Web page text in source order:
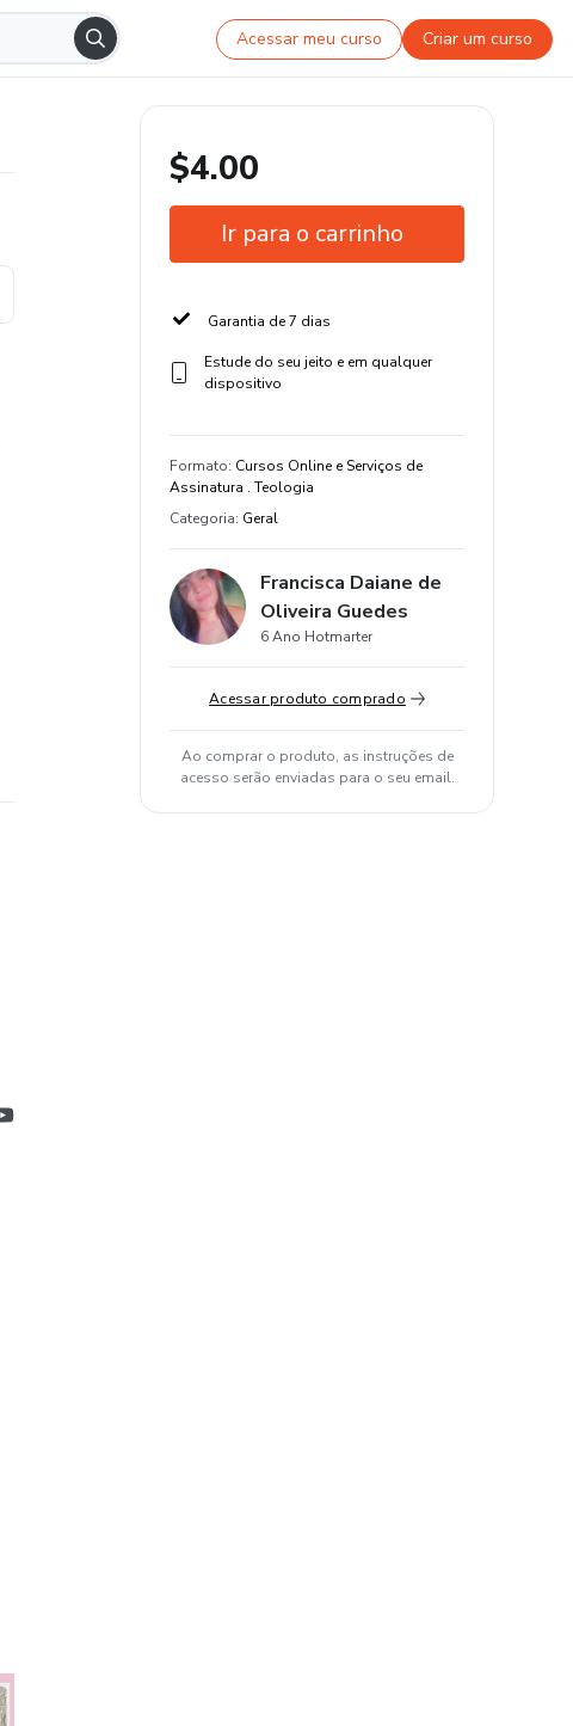
Acessar meu curso Criar um curso
$4.00
Ir para o carrinho
Garantia de 7 dias
Estude do seu jeito e em qualquer
dispositivo
Formato: Cursos Online e Serviços de
Assinatura . Teologia
Categoria: Geral
Francisca Daiane de
Oliveira Guedes
6 Ano Hotmarter
Acessar produto comprado
Ao comprar o produto, as instruções de
acesso serão enviadas para o seu email.